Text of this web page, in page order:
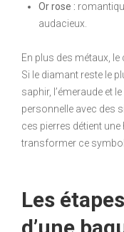
Or rose :
audacieux.
En plus des métaux, le
Si le diamant reste le
saphir, l’émeraude et
personnelle avec des
ces pierres détient
transformer ce
Les